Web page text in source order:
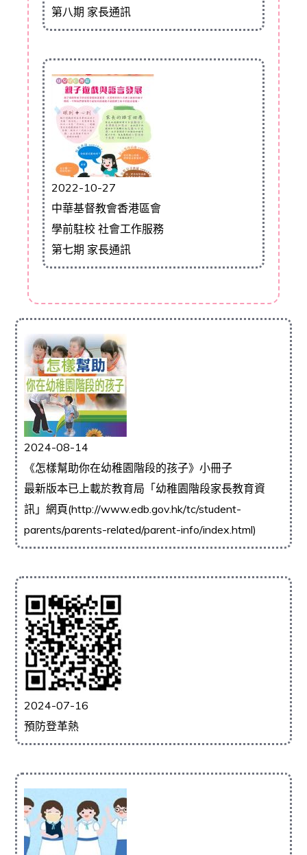
第八期 家長通訊
2022-10-27
中華基督教會香港區會
學前駐校 社會工作服務
第七期 家長通訊
2024-08-14
《怎樣幫助你在幼稚園階段的孩子》小冊子
最新版本已上載於教育局「幼稚園階段家長教育資
訊」網頁(http://www.edb.gov.hk/tc/student-
parents/parents-related/parent-info/index.html)
2024-07-16
預防登革熱